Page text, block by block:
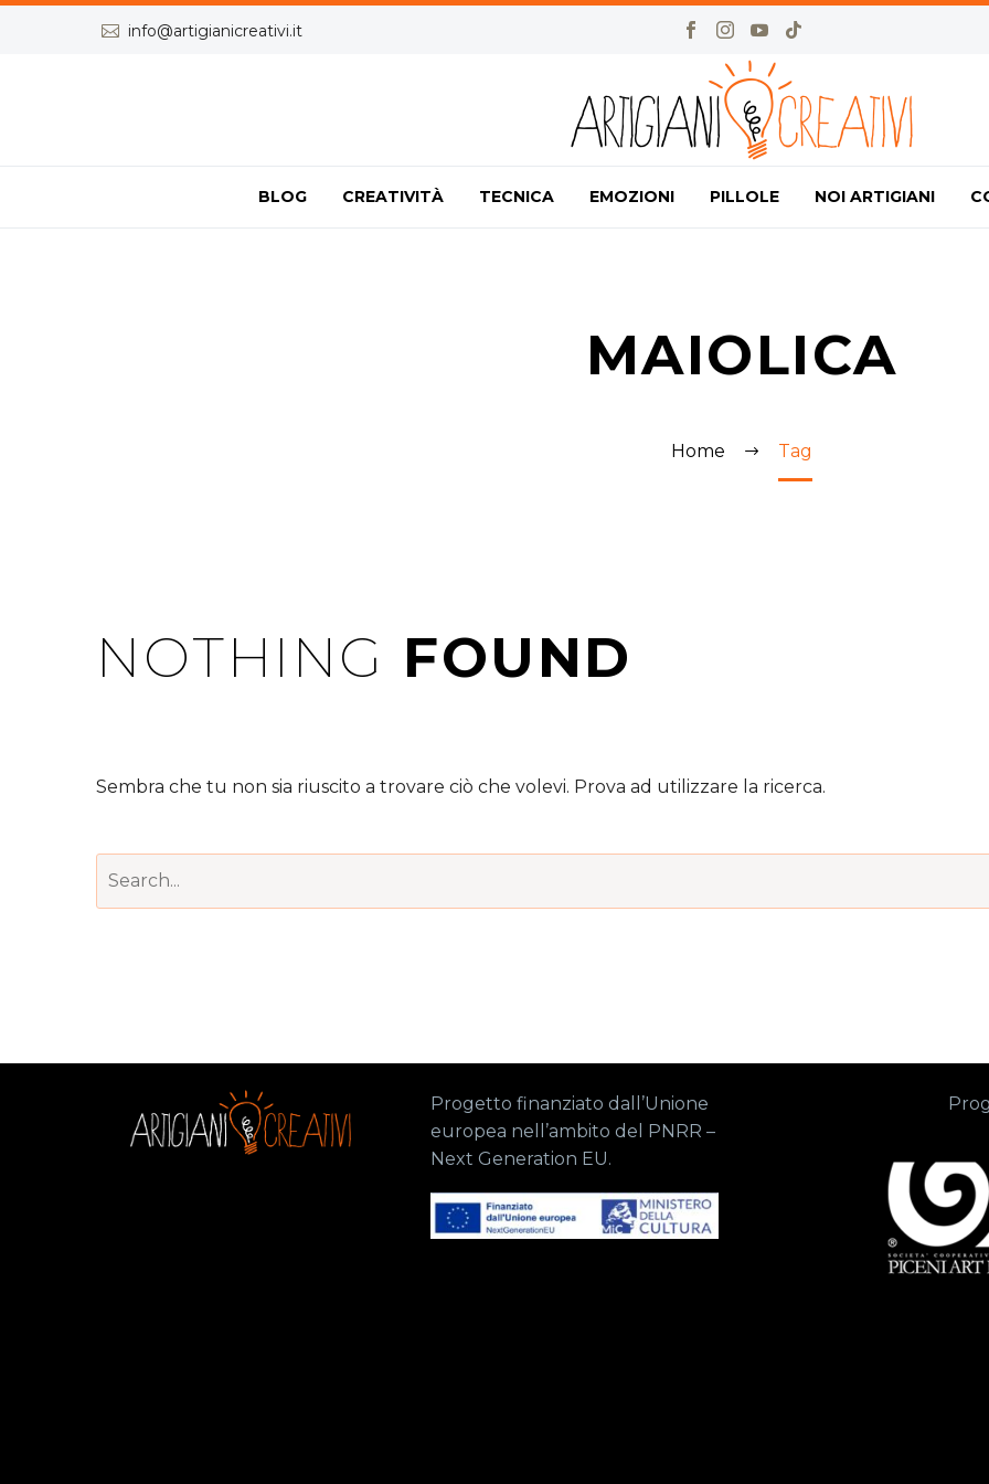

 info@artigianicreativi.it
BLOG CREATIVITÀ TECNICA EMOZIONI PILLOLE NOI ARTIGIANI
MAIOLICA
Home Tag
NOTHING FOUND
Sembra che tu non sia riuscito a trovare ciò che volevi. Prova ad utilizzare la ricerca.
Progetto finanziato dall’Unione
europea nell’ambito del PNRR –
Next Generation EU.